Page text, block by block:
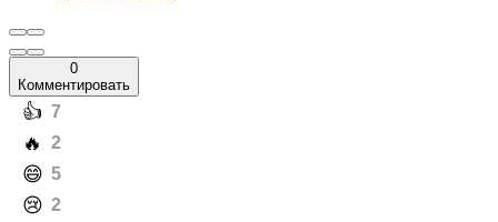
0
Комментировать
️👍 7
️🔥 2
️😄 5
️😢 2